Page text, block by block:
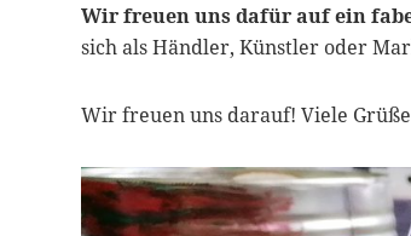
Wir freuen uns dafür auf ein
sich als Händler, Künstler oder
Wir freuen uns darauf! Viele